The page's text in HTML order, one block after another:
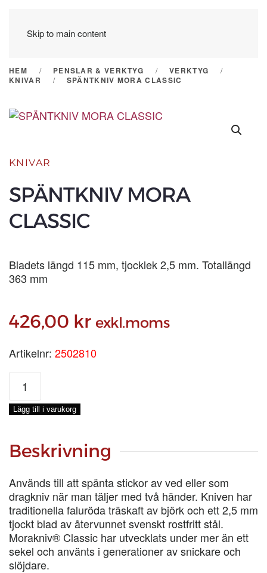
Skip to main content
HEM PENSLAR & VERKTYG
VERKTYG
KNIVAR
SPÄNTKNIV MORA CLASSIC
KNIVAR
SPÄNTKNIV MORA
CLASSIC
Bladets längd 115 mm, tjocklek 2,5 mm. Totallängd
363 mm
426,00 kr exkl.moms
Artikelnr: 2502810
SPÄNTKNIV
MORA
CLASSIC
mängd
Lägg till i varukorg
Beskrivning
Används till att spänta stickor av ved eller som
dragkniv när man täljer med två händer. Kniven har
traditionella faluröda träskaft av björk och ett 2,5 mm
tjockt blad av återvunnet svenskt rostfritt stål.
Morakniv® Classic har utvecklats under mer än ett
sekel och använts i generationer av snickare och
slöjdare.